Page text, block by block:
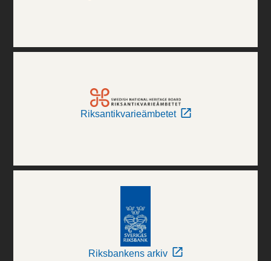
Riksantikvarieämbetet
Riksbankens arkiv